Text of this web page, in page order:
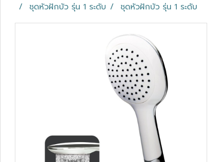
ชุดหัวฝักบัว รุ่น 1 ระดับ
ชุดหัวฝักบัว รุ่น 1 ระดับ